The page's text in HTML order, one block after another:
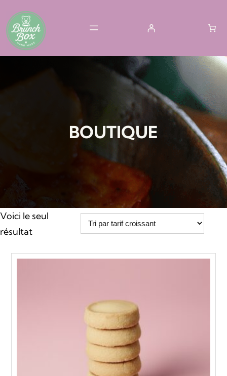
au
contenu
BOUTIQUE
Voici le seul
résultat